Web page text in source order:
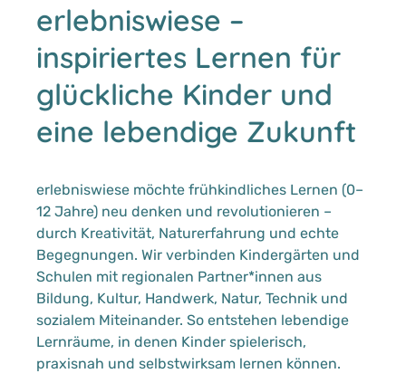
erlebniswiese –
inspiriertes Lernen für
glückliche Kinder und
eine lebendige Zukunft
erlebniswiese möchte frühkindliches Lernen (0–
12 Jahre) neu denken und revolutionieren –
durch Kreativität, Naturerfahrung und echte
Begegnungen. Wir verbinden Kindergärten und
Schulen mit regionalen Partner*innen aus
Bildung, Kultur, Handwerk, Natur, Technik und
sozialem Miteinander. So entstehen lebendige
Lernräume, in denen Kinder spielerisch,
praxisnah und selbstwirksam lernen können.